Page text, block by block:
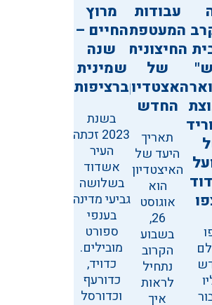
עבודות
המעטפת
החיצונית
של
האצטדיון
החדש
תאריך
היעד של
האיצטדיון
הוא
אוגוסט
26,
בשבוע
הקרוב
נתחיל
לראות
איך
מרוץ
החיים –
שנה
שמינית
ברציפות
בשנת
2023 זכתה
העיר
אשדוד
בשלושה
גביעי מדינה
בענפי
ספורט
מובילים.
כדויד,
כדורעף
וכדורסל